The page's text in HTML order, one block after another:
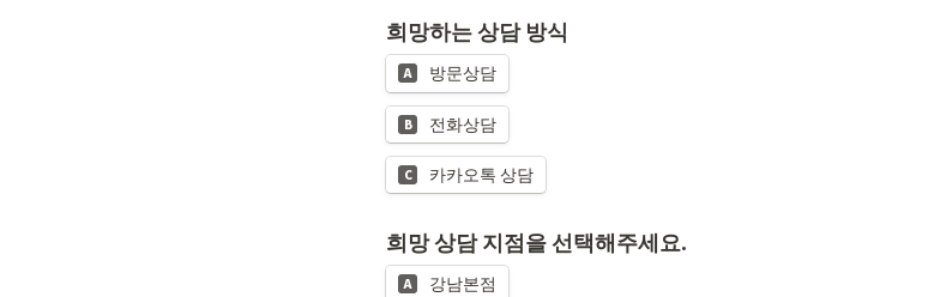
A 방문상담
B 전화상담
C 카카오톡 상담
희망 상담 지점을 선택해주세요.
A 강남본점